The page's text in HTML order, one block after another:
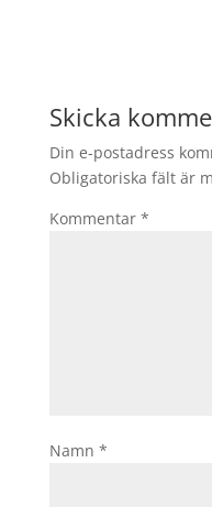
Skicka
Din e-postadress
Obligatoriska fält är
Kommentar *
Namn *